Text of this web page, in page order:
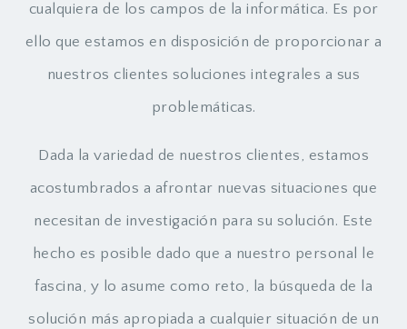
cualquiera de los campos de la informática. Es por
ello que estamos en disposición de proporcionar a
nuestros clientes soluciones integrales a sus
problemáticas.
Dada la variedad de nuestros clientes, estamos
acostumbrados a afrontar nuevas situaciones que
necesitan de investigación para su solución. Este
hecho es posible dado que a nuestro personal le
fascina, y lo asume como reto, la búsqueda de la
solución más apropiada a cualquier situación de un